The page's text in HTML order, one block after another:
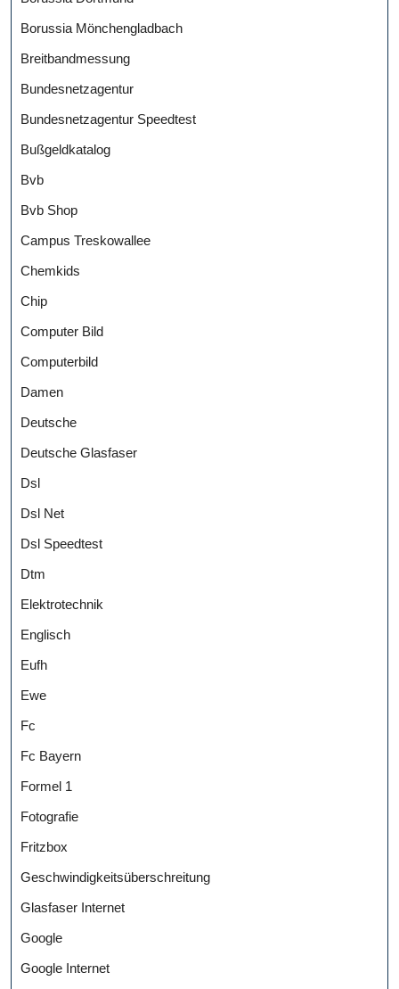
Borussia Mönchengladbach
Breitbandmessung
Bundesnetzagentur
Bundesnetzagentur Speedtest
Bußgeldkatalog
Bvb
Bvb Shop
Campus Treskowallee
Chemkids
Chip
Computer Bild
Computerbild
Damen
Deutsche
Deutsche Glasfaser
Dsl
Dsl Net
Dsl Speedtest
Dtm
Elektrotechnik
Englisch
Eufh
Ewe
Fc
Fc Bayern
Formel 1
Fotografie
Fritzbox
Geschwindigkeitsüberschreitung
Glasfaser Internet
Google
Google Internet